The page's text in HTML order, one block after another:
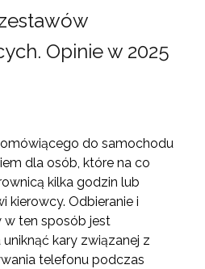
Opinie w 2025
do samochodu
dla osób, które na co
kilka godzin lub
kierowcy. Odbieranie i
ten sposób jest
kary związanej z
telefonu podczas